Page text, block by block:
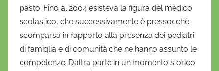
pasto. Fino al 2004 esisteva la figura del medico
scolastico, che successivamente è pressocchè
scomparsa in rapporto alla presenza dei pediatri
di famiglia e di comunità che ne hanno assunto le
competenze. D’altra parte in un momento storico